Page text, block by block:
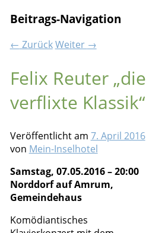
Beitrags-Navigation
← ZurückWeiter →
Felix Reuter „die
verflixte Klassik“
Veröffentlicht am 7. April 2016
von Mein-Inselhotel
Samstag, 07.05.2016 – 20:00
Norddorf auf Amrum,
Gemeindehaus
Komödiantisches